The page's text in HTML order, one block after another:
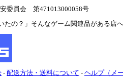
委員会 第471013000058号
？」そんなゲーム関連品がある店へ
- 配送方法・送料について - ヘルプ（メ